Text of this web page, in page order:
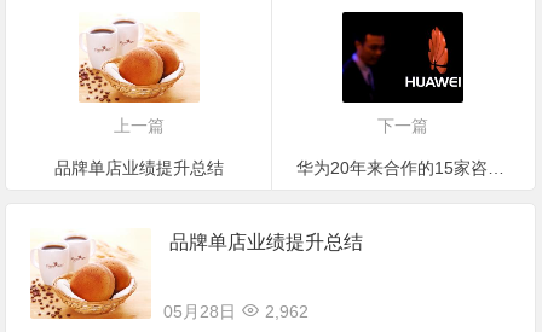
上一篇
品牌单店业绩提升总结
下一篇
品牌单店业绩提升总结
05月28日 2,962